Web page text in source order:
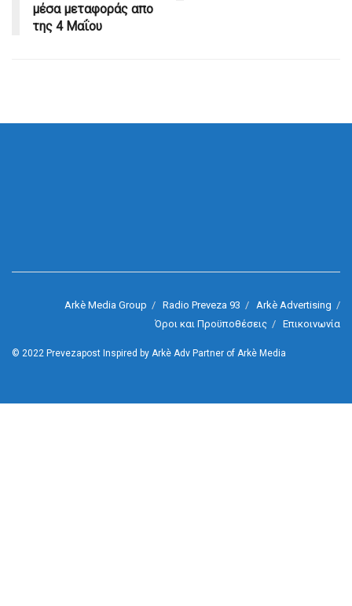
μέσα μεταφοράς απο
της 4 Μαΐου
Arkè Media Group Radio Preveza 93
Arkè Advertising
Όροι και Προϋποθέσεις
Επικοινωνία
© 2022 Prevezapost Inspired by Arkè Adv Partner of Arkè Media